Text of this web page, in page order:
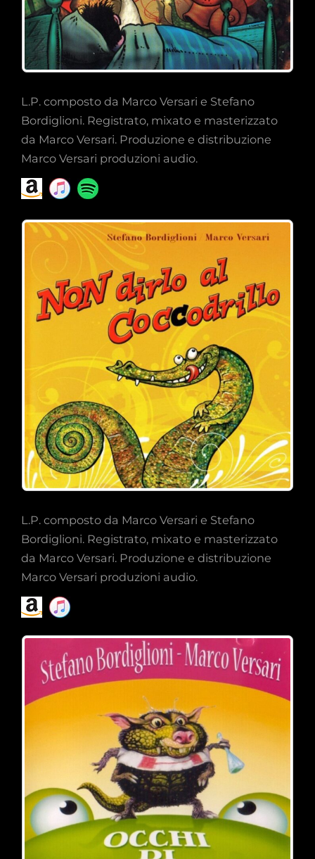
L.P. composto da Marco Versari e Stefano
Bordiglioni. Registrato, mixato e masterizzato
da Marco Versari. Produzione e distribuzione
Marco Versari produzioni audio.
L.P. composto da Marco Versari e Stefano
Bordiglioni. Registrato, mixato e masterizzato
da Marco Versari. Produzione e distribuzione
Marco Versari produzioni audio.